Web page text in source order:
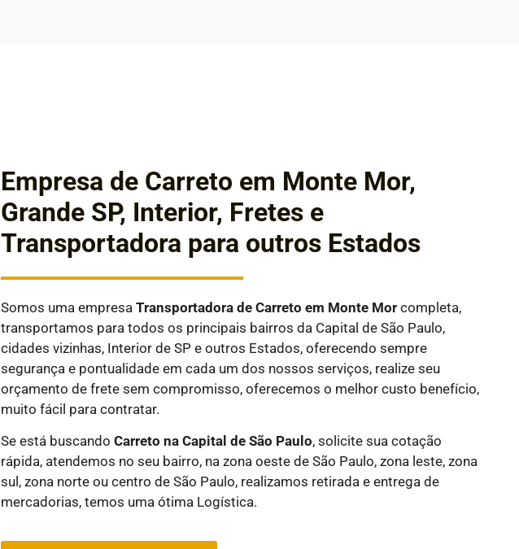
Empresa de Carreto em Monte Mor,
Grande SP, Interior, Fretes e
Transportadora para outros Estados
Somos uma empresaTransportadora de Carreto em Monte Mor completa,
transportamos para todos os principais bairros da Capital de São Paulo,
cidades vizinhas, Interior de SP e outros Estados, oferecendo sempre
segurança e pontualidade em cada um dos nossos serviços, realize seu
orçamento de frete sem compromisso, oferecemos o melhor custo benefício,
muito fácil para contratar.
Se está buscandoCarreto na Capital de São Paulo, solicite sua cotação
rápida, atendemos no seu bairro, na zona oeste de São Paulo, zona leste, zona
sul, zona norte ou centro de São Paulo, realizamos retirada e entrega de
mercadorias, temos uma ótima Logística.